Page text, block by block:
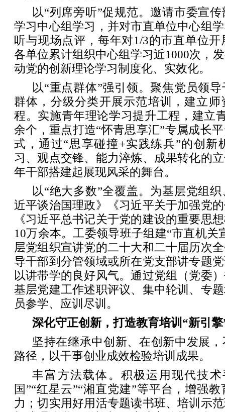
以“列席旁听”促规范。邀请市委宣
学习中心组学习，并对市直单位中心组
听与现场点评，每年对1/3的市直单位开
各单位累计组织中心组学习近1000次，
动党的创新理论学习制度化、实效化。
以“重点群体”强引领。聚焦党员领
群体，分级分类开展示范培训，建立师
程。实施青年理论学习提升工程，建立
余个，重点打造“怀青思享汇”专属成长
式，通过“思享碰撞+实践练兵”的创新
习、观点交锋、能力淬炼、成果转化的
年干部搭建起展现风采的舞台。
以“绝大多数”全覆盖。为基层党组
近平谈治国理政》《习近平关于加强党
《习近平总书记关于党的建设的重要思
10万余本。工委领导班子组建“市直机关
层党组织宣讲党的二十大和二十届历次
导干部到分管领域或所在党支部讲专题
以讲带学的良好风气。通过党组（党委
基层党建工作述职评议、集中轮训、专
员参学、应训尽训。
深化守正创新，打造教育培训“新引擎
坚持在继承中创新、在创新中发展
路径，以干事创业成效检验培训成果。
丰富方法载体。积极运用现代技
国”“红星云”“湘直党建”等平台，增强
力；切实用好用活专题读书班、培训示